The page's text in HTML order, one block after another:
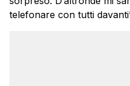
telefonare con tutti